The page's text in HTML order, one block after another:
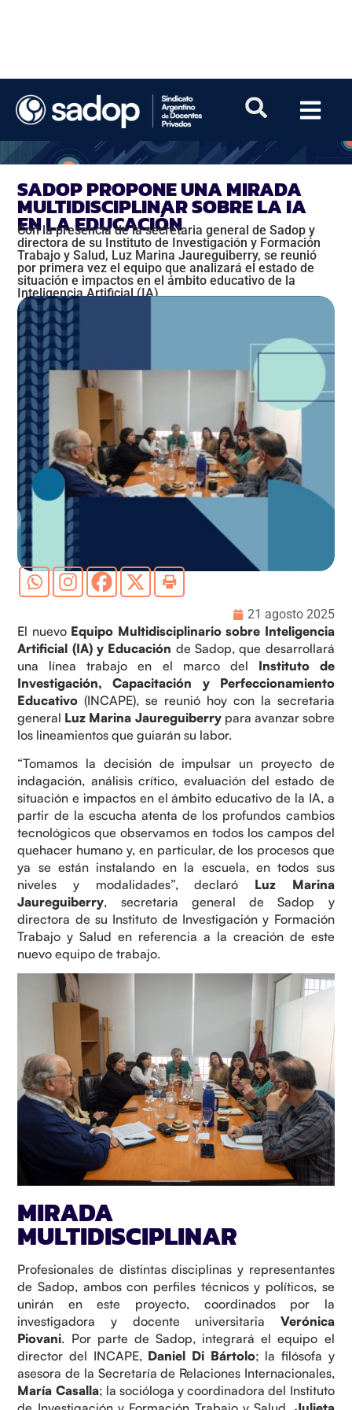
SADOP PROPONE UNA MIRADA
MULTIDISCIPLINAR SOBRE LA IA
EN LA EDUCACIÓN
Con la presencia de la secretaria general de Sadop y
directora de su Instituto de Investigación y Formación
Trabajo y Salud, Luz Marina Jaureguiberry, se reunió
por primera vez el equipo que analizará el estado de
situación e impactos en el ámbito educativo de la
Inteligencia Artificial (IA).
21 agosto 2025
El nuevo Equipo Multidisciplinario sobre Inteligencia
Artificial (IA) y Educación de Sadop, que desarrollará
una línea trabajo en el marco del Instituto de
Investigación, Capacitación y Perfeccionamiento
Educativo (INCAPE), se reunió hoy con la secretaria
general Luz Marina Jaureguiberrypara avanzar sobre
los lineamientos que guiarán su labor.
“Tomamos la decisión de impulsar un proyecto de
indagación, análisis crítico, evaluación del estado de
situación e impactos en el ámbito educativo de la IA, a
partir de la escucha atenta de los profundos cambios
tecnológicos que observamos en todos los campos del
quehacer humano y, en particular, de los procesos que
ya se están instalando en la escuela, en todos sus
niveles y modalidades”, declaró Luz Marina
Jaureguiberry, secretaria general de Sadop y
directora de su Instituto de Investigación y Formación
Trabajo y Salud en referencia a la creación de este
nuevo equipo de trabajo.
MIRADA
MULTIDISCIPLINAR
Profesionales de distintas disciplinas y representantes
de Sadop, ambos con perfiles técnicos y políticos, se
unirán en este proyecto, coordinados por la
investigadora y docente universitaria Verónica
Piovani. Por parte de Sadop, integrará el equipo el
director del INCAPE, Daniel Di Bártolo; la filósofa y
asesora de la Secretaría de Relaciones Internacionales,
María Casalla; la socióloga y coordinadora del Instituto